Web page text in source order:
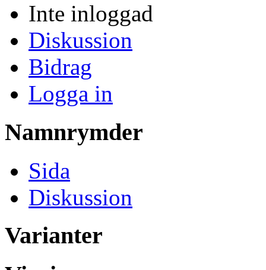
Inte inloggad
Diskussion
Bidrag
Logga in
Namnrymder
Sida
Diskussion
Varianter